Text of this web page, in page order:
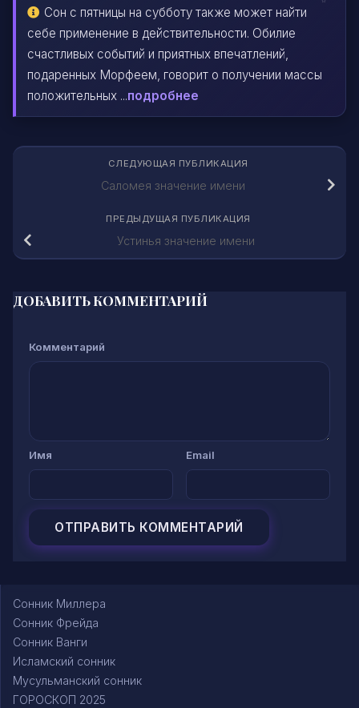
Сон с пятницы на субботу также может найти
себе применение в действительности. Обилие
счастливых событий и приятных впечатлений,
подаренных Морфеем, говорит о получении массы
положительных ...подробнее
СЛЕДУЮЩАЯ ПУБЛИКАЦИЯ
Саломея значение имени
ПРЕДЫДУЩАЯ ПУБЛИКАЦИЯ
Устинья значение имени
ДОБАВИТЬ КОММЕНТАРИЙ
Комментарий
Имя Email
Сонник Миллера
Сонник Фрейда
Сонник Ванги
Исламский сонник
Мусульманский сонник
ГОРОСКОП 2025